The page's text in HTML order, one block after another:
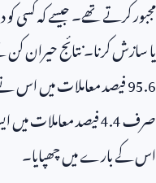
مجبور کرتے تھے۔ جیسے کہ کسی کو
یا سازش کرنا۔ نتائج حیران
95.6فیصد معاملات میں اس
صرف4.4فیصد معاملات میں
اس کے بارے میں چھپایا۔